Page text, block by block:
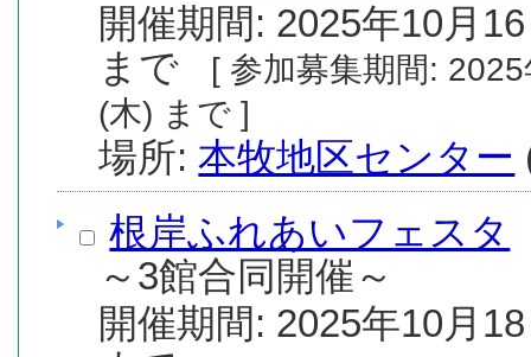
開催期間: 2025年10月
[ 参加募集期間: 2025年10月11日(土) から 2025年11月13日
(木) まで ]
場所:本牧地区センター
根岸ふれあいフェスタ
～3館合同開催～
開催期間: 2025年10月